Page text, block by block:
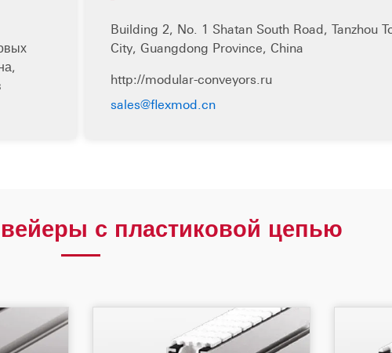
Building 2, No. 1 Shatan South Road, Tanzhou
City, Guangdong Province, China
http://modular-conveyors.ru
sales@flexmod.cn
с пластиковой цепью